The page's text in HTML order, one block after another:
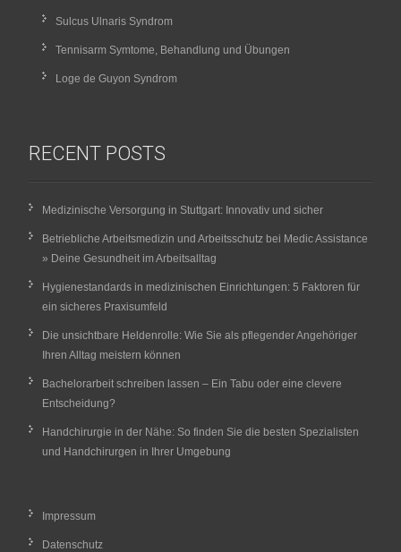
Sulcus Ulnaris Syndrom
Tennisarm Symtome, Behandlung und Übungen
Loge de Guyon Syndrom
RECENT POSTS
Medizinische Versorgung in Stuttgart: Innovativ und sicher
Betriebliche Arbeitsmedizin und Arbeitsschutz bei Medic Assistance
» Deine Gesundheit im Arbeitsalltag
Hygienestandards in medizinischen Einrichtungen: 5 Faktoren für
ein sicheres Praxisumfeld
Die unsichtbare Heldenrolle: Wie Sie als pflegender Angehöriger
Ihren Alltag meistern können
Bachelorarbeit schreiben lassen – Ein Tabu oder eine clevere
Entscheidung?
Handchirurgie in der Nähe: So finden Sie die besten Spezialisten
und Handchirurgen in Ihrer Umgebung
Impressum
Datenschutz